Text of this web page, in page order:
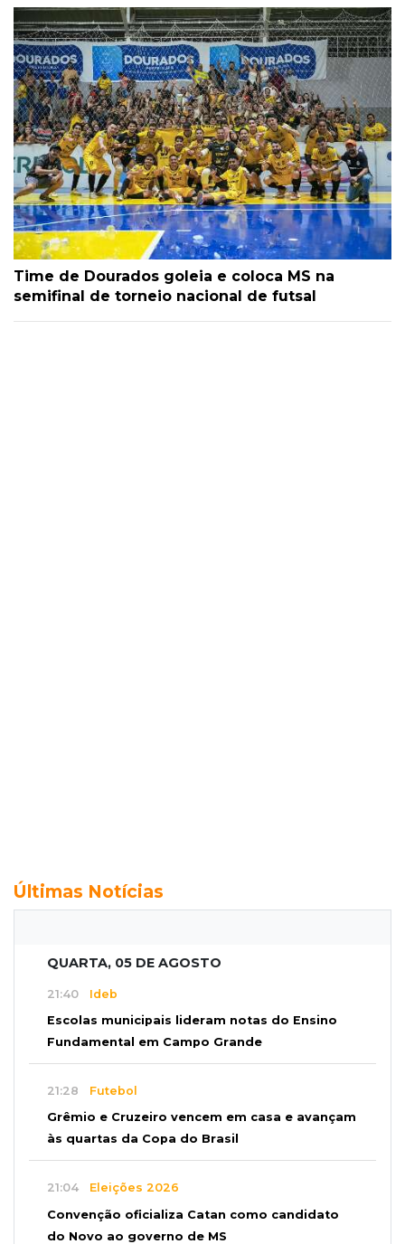
Time de Dourados goleia e coloca MS na
semifinal de torneio nacional de futsal
Últimas Notícias
QUARTA, 05 DE AGOSTO
21:40 Ideb
Escolas municipais lideram notas do Ensino
Fundamental em Campo Grande
21:28 Futebol
Grêmio e Cruzeiro vencem em casa e avançam
às quartas da Copa do Brasil
21:04 Eleições 2026
Convenção oficializa Catan como candidato
do Novo ao governo de MS